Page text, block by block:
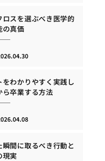
スを選ぶべき医学的
の真価
わかりやすく実践し
ら卒業する方法
間に取るべき行動と
現実